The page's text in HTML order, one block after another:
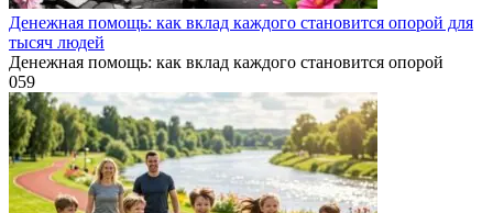
Денежная помощь: как вклад каждого становится опорой для
тысяч людей
Денежная помощь: как вклад каждого становится опорой
059